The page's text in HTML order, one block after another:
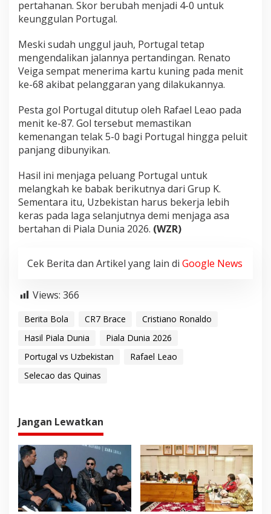
pertahanan. Skor berubah menjadi 4-0 untuk
keunggulan Portugal.
Meski sudah unggul jauh, Portugal tetap
mengendalikan jalannya pertandingan. Renato
Veiga sempat menerima kartu kuning pada menit
ke-68 akibat pelanggaran yang dilakukannya.
Pesta gol Portugal ditutup oleh Rafael Leao pada
menit ke-87. Gol tersebut memastikan
kemenangan telak 5-0 bagi Portugal hingga peluit
panjang dibunyikan.
Hasil ini menjaga peluang Portugal untuk
melangkah ke babak berikutnya dari Grup K.
Sementara itu, Uzbekistan harus bekerja lebih
keras pada laga selanjutnya demi menjaga asa
bertahan di Piala Dunia 2026. (WZR)
Cek Berita dan Artikel yang lain di Google News
Views: 366
Berita Bola CR7 Brace
Cristiano Ronaldo
Hasil Piala Dunia
Piala Dunia 2026
Portugal vs Uzbekistan
Rafael Leao
Selecao das Quinas
Jangan Lewatkan